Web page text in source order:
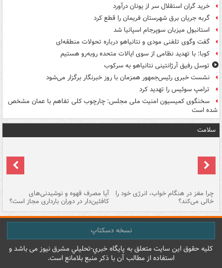
خرید گران استقلال سر از یونان درآورد
گربه جریان برق شهرستان فریمان را قطع کرد
استانبول میزبان سوپرجام اسپانیا شد
گفت وگوی تلفنی مودی و نتانیاهو درباره تحولات منطقه‌ای
کوبا: با تهدید نظامی از سوی ایالات متحده روبه‌رو هستیم
توسل رفیق آرژانتینی نتانیاهو به سرکوب
نشست خبری رئیس‌جمهور همزمان با روز خبرنگار برگزار می‌شود
ترامپ سوئیس را تهدید کرد
سخنگوی کمیسیون امنیت ملی مجلس: چارچوب کلی تفاهم با عمان مشخص
شده است
سلامت
چرا مغز در هنگام خواب، انرژی خود را
خالی می‌کند؟
آیا مصرف قهوه و نوشیدنی‌های
کافئین‌دار در دوران بارداری مجاز است؟
نسخه دسکتاپ
کليه حقوق اين سايت متعلق به پایگاه خبري-تحليلي مشرق نيوز می باشد و
استفاده از مطالب آن با ذکر منبع بلامانع است.